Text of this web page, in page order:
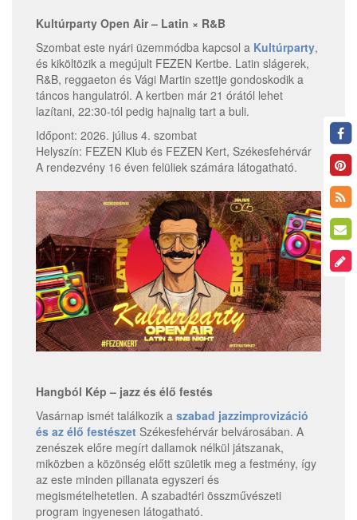
Kultúrparty Open Air – Latin × R&B
Szombat este nyári üzemmódba kapcsol a Kultúrparty,
és kiköltözik a megújult FEZEN Kertbe. Latin slágerek,
R&B, reggaeton és Vági Martin szettje gondoskodik a
táncos hangulatról. A kertben már 21 órától lehet
lazítani, 22:30-tól pedig hajnalig tart a buli.
Időpont: 2026. július 4. szombat
Helyszín: FEZEN Klub és FEZEN Kert, Székesfehérvár
A rendezvény 16 éven felüliek számára látogatható.
Hangból Kép – jazz és élő festés
Vasárnap ismét találkozik a szabad jazzimprovizáció
és az élő festészet Székesfehérvár belvárosában. A
zenészek előre megírt dallamok nélkül játszanak,
miközben a közönség előtt születik meg a festmény, így
az este minden pillanata egyszeri és
megismételhetetlen. A szabadtéri összművészeti
program ingyenesen látogatható.